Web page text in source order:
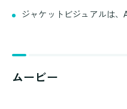
ジャケットビジュアルは、
ムービー